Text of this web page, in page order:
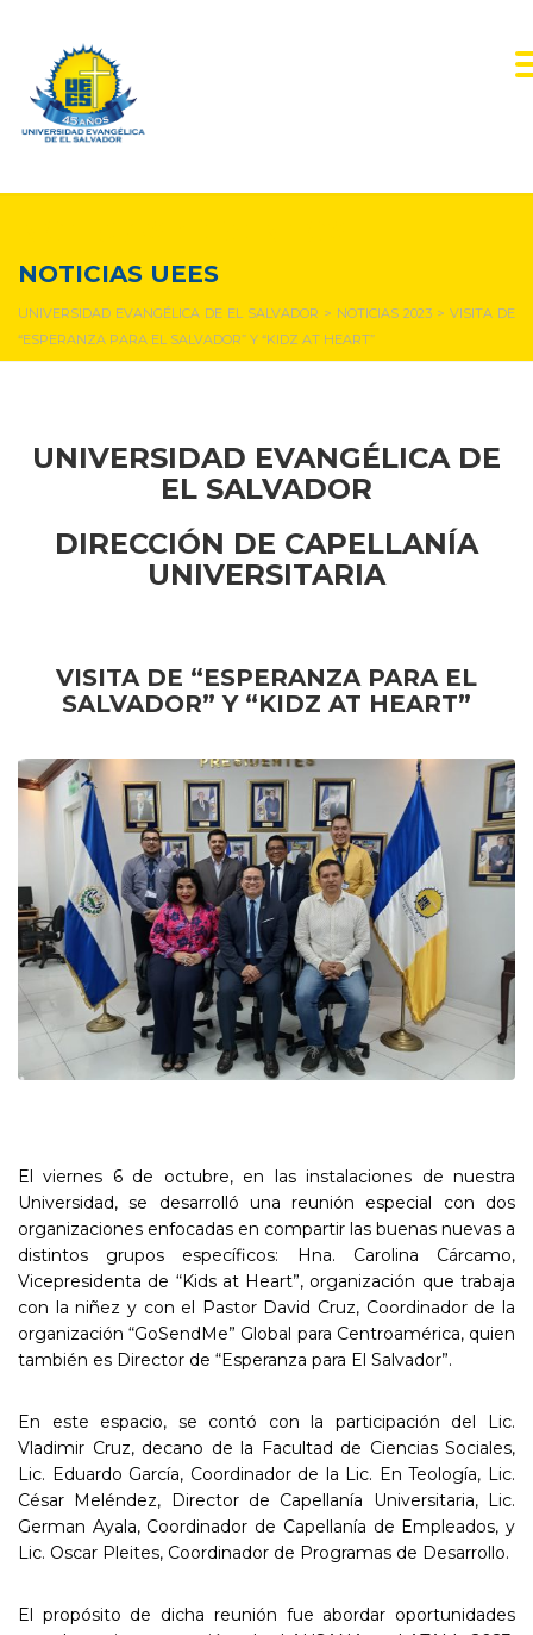
NOTICIAS UEES
UNIVERSIDAD EVANGÉLICA DE EL SALVADOR > NOTICIAS 2023 > VISITA DE
“ESPERANZA PARA EL SALVADOR” Y “KIDZ AT HEART”
UNIVERSIDAD EVANGÉLICA DE
EL SALVADOR
DIRECCIÓN DE CAPELLANÍA
UNIVERSITARIA
VISITA DE “ESPERANZA PARA EL
SALVADOR” Y “KIDZ AT HEART”
El viernes 6 de octubre, en las instalaciones de nuestra
Universidad, se desarrolló una reunión especial con dos
organizaciones enfocadas en compartir las buenas nuevas a
distintos grupos específicos: Hna. Carolina Cárcamo,
Vicepresidenta de “Kids at Heart”, organización que trabaja
con la niñez y con el Pastor David Cruz, Coordinador de la
organización “GoSendMe” Global para Centroamérica, quien
también es Director de “Esperanza para El Salvador”.
En este espacio, se contó con la participación del Lic.
Vladimir Cruz, decano de la Facultad de Ciencias Sociales,
Lic. Eduardo García, Coordinador de la Lic. En Teología, Lic.
César Meléndez, Director de Capellanía Universitaria, Lic.
German Ayala, Coordinador de Capellanía de Empleados, y
Lic. Oscar Pleites, Coordinador de Programas de Desarrollo.
El propósito de dicha reunión fue abordar oportunidades